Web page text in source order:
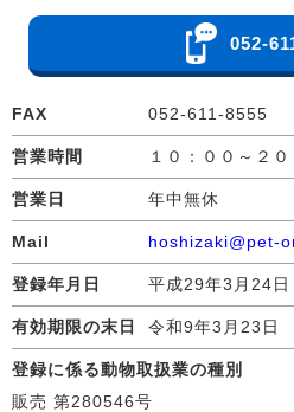
052-
FAX 052-611-8555
営業時間 １０：００～２０
営業日 年中無休
Mail hoshizaki@pet-
登録年月日 平成29年3月24日
有効期限の末日 令和9年3月23日
登録に係る動物取扱業の種別
販売 第280546号